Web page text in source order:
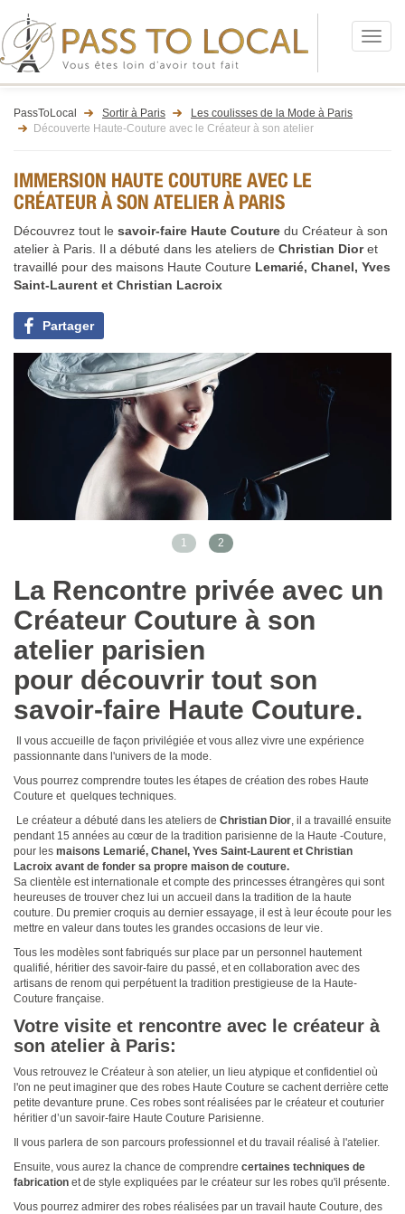
Menu
PassToLocal Sortir à Paris
Les coulisses de la Mode à Paris
Découverte Haute-Couture avec le Créateur à son atelier
IMMERSION HAUTE COUTURE AVEC LE
CRÉATEUR À SON ATELIER À PARIS
Découvrez tout le savoir-faire Haute Couture du Créateur à son
atelier à Paris. Il a débuté dans les ateliers de Christian Dioret
travaillé pour des maisons Haute Couture Lemarié, Chanel, Yves
Saint-Laurent et Christian Lacroix
Partager
1 2
La Rencontre privée avec un
Créateur Couture à son
atelier parisien
pour découvrir tout son
savoir-faire Haute Couture.
Il vous accueille de façon privilégiée et vous allez vivre une expérience
passionnante dans l'univers de la mode.
Vous pourrez comprendre toutes les étapes de création des robes Haute
Couture et quelques techniques.
Le créateur a débuté dans les ateliers de Christian Dior, il a travaillé ensuite
pendant 15 années au cœur de la tradition parisienne de la Haute -Couture,
pour les maisons Lemarié, Chanel, Yves Saint-Laurent et Christian
Lacroix avant de fonder sa propre maison de couture.
Sa clientèle est internationale et compte des princesses étrangères qui sont
heureuses de trouver chez lui un accueil dans la tradition de la haute
couture. Du premier croquis au dernier essayage, il est à leur écoute pour les
mettre en valeur dans toutes les grandes occasions de leur vie.
Tous les modèles sont fabriqués sur place par un personnel hautement
qualifié, héritier des savoir-faire du passé, et en collaboration avec des
artisans de renom qui perpétuent la tradition prestigieuse de la Haute-
Couture française.
Votre visite et rencontre avec le créateur à
son atelier à Paris:
Vous retrouvez le Créateur à son atelier, un lieu atypique et confidentiel où
l'on ne peut imaginer que des robes Haute Couture se cachent derrière cette
petite devanture prune. Ces robes sont réalisées par le créateur et couturier
héritier d’un savoir-faire Haute Couture Parisienne.
Il vous parlera de son parcours professionnel et du travail réalisé à l'atelier.
Ensuite, vous aurez la chance de comprendre certaines techniques de
fabrication et de style expliquées par le créateur sur les robes qu'il présente.
Vous pourrez admirer des robes réalisées par un travail haute Couture, des